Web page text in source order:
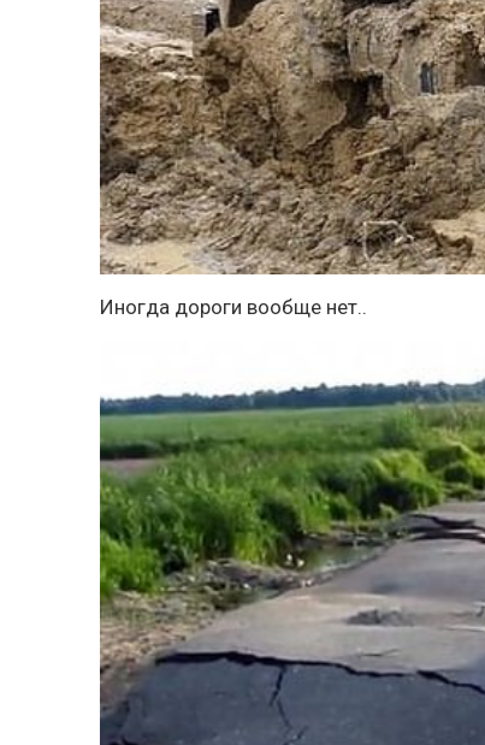
Иногда дороги вообще нет..